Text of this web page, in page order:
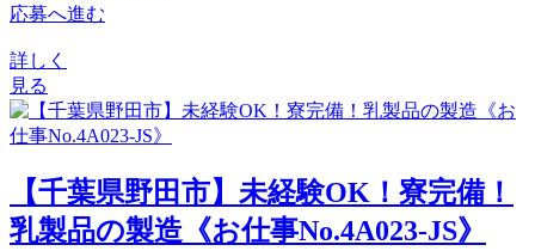
応募へ進む
詳しく
見る
【千葉県野田市】未経験OK！寮完備！
乳製品の製造《お仕事No.4A023-JS》